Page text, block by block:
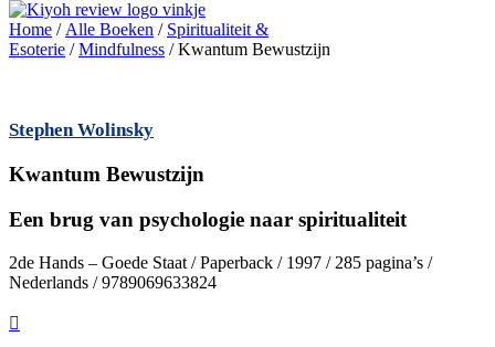
Home / Alle Boeken / Spiritualiteit &
Esoterie /Mindfulness / Kwantum Bewustzijn
Stephen Wolinsky
Kwantum Bewustzijn
Een brug van psychologie naar spiritualiteit
2de Hands – Goede Staat / Paperback / 1997 / 285 pagina’s /
Nederlands / 9789069633824